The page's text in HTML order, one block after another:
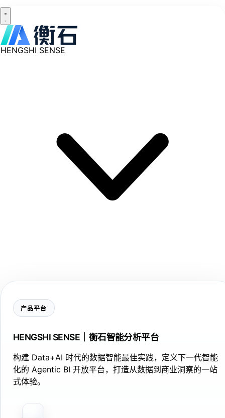
HENGSHI SENSE
产品平台
HENGSHI SENSE｜衡石智能分析平台
构建 Data+AI 时代的数据智能最佳实践，定义下一代智能
化的 Agentic BI 开放平台，打造从数据到商业洞察的一站
式体验。